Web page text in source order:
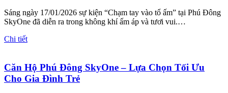
Sáng ngày 17/01/2026 sự kiện “Chạm tay vào tổ ấm” tại Phú Đông
SkyOne đã diễn ra trong không khí ấm áp và tươi vui.…
Chi tiết
Căn Hộ Phú Đông SkyOne – Lựa Chọn Tối Ưu
Cho Gia Đình Trẻ